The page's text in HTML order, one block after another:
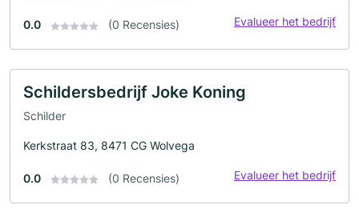
0.0 (0 Recensies) Evalueer het bedrijf
Schildersbedrijf Joke Koning
Schilder
Kerkstraat 83, 8471 CG Wolvega
0.0 (0 Recensies) Evalueer het bedrijf